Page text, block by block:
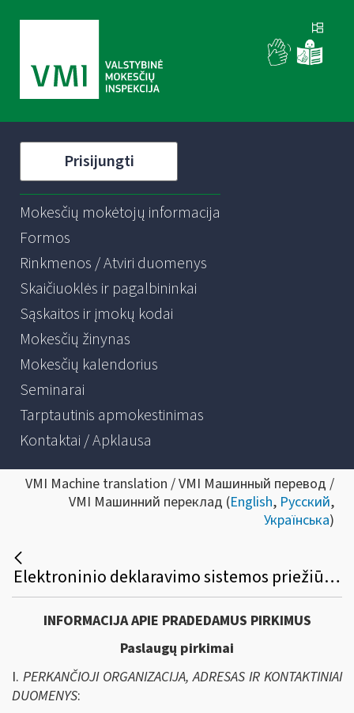
Prisijungti
Mokesčių mokėtojų informacija
Formos
Rinkmenos / Atviri duomenys
Skaičiuoklės ir pagalbininkai
Sąskaitos ir įmokų kodai
Mokesčių žinynas
Mokesčių kalendorius
Seminarai
Tarptautinis apmokestinimas
Kontaktai / Apklausa
VMI Machine translation / VMI Машинный перевод /
VMI Машинний переклад (English, Русский,
Українська)
Elektroninio deklaravimo sistemos priežiūros paslaugų viešasis pirkimas
INFORMACIJA APIE PRADEDAMUS PIRKIMUS
Paslaugų pirkimai
I. PERKANČIOJI ORGANIZACIJA, ADRESAS IR KONTAKTINIAI
DUOMENYS: